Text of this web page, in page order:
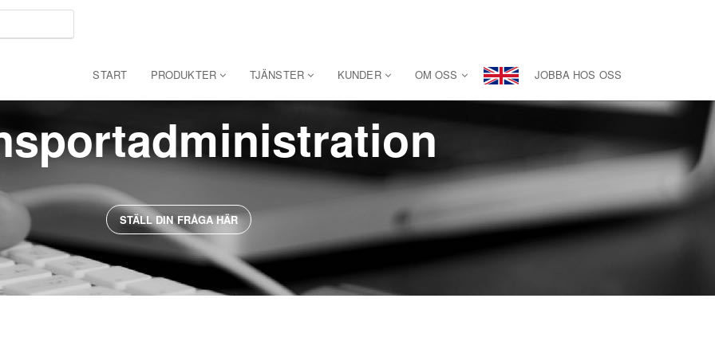
START PRODUKTER TJÄNSTER KUNDER OM OSS JOBBA HOS OSS
STÄLL DIN FRÅGA HÄR